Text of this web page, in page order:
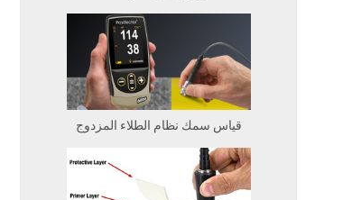
قياس سمك نظام الطلاء المزدوج